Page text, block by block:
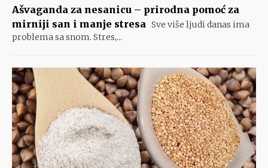
Ašvaganda za nesanicu – prirodna pomoć za
mirniji san i manje stresa Sve više ljudi danas ima
problema sa snom. Stres,...